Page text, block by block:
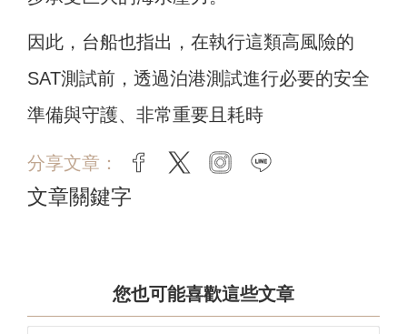
因此，台船也指出，在執行這類高風險的
SAT測試前，透過泊港測試進行必要的安全
準備與守護、非常重要且耗時
分享文章： facebook
twitter instagram
文章關鍵字
您也可能喜歡這些文章